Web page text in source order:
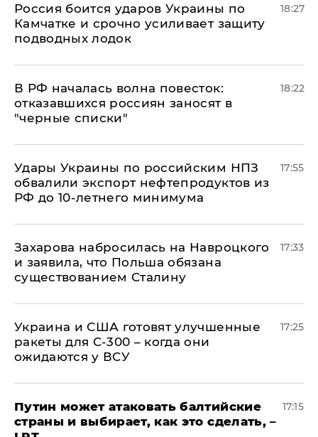
Россия боится ударов Украины по
Камчатке и срочно усиливает защиту
подводных лодок
18:27
​В РФ началась волна повесток:
отказавшихся россиян заносят в
"черные списки"
18:22
Удары Украины по российским НПЗ
обвалили экспорт нефтепродуктов из
РФ до 10-летнего минимума
17:55
​Захарова набросилась на Навроцкого
и заявила, что Польша обязана
существованием Сталину
17:33
Украина и США готовят улучшенные
ракеты для С-300 – когда они
ожидаются у ВСУ
17:25
Путин может атаковать балтийские
страны и выбирает, как это сделать, –
17:15